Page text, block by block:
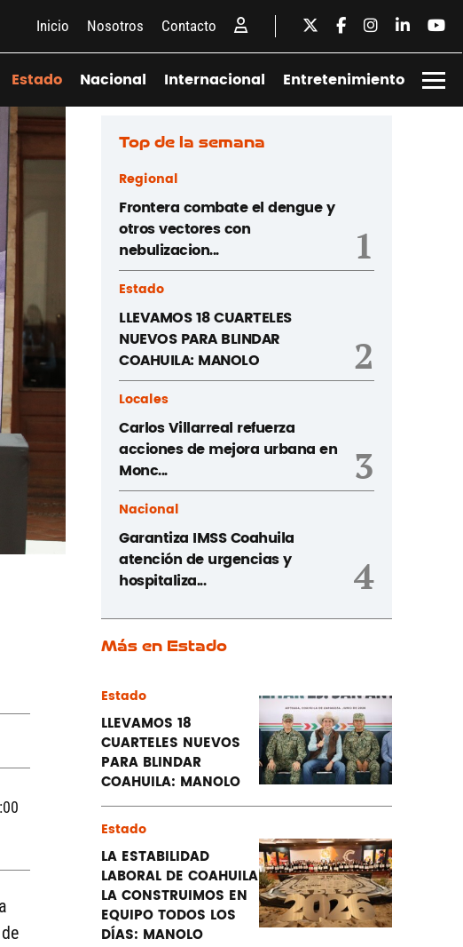
Inicio Nosotros Contacto
Estado Nacional Internacional Entretenimiento
Top de la semana
Regional
Frontera combate el dengue y
otros vectores con
nebulizacion...
1
Estado
LLEVAMOS 18 CUARTELES
NUEVOS PARA BLINDAR
COAHUILA: MANOLO
2
Locales
Carlos Villarreal refuerza
acciones de mejora urbana en
Monc...
3
Nacional
Garantiza IMSS Coahuila
atención de urgencias y
hospitaliza...
4
Más en Estado
Estado
LLEVAMOS 18
CUARTELES NUEVOS
PARA BLINDAR
COAHUILA: MANOLO
Estado
LA ESTABILIDAD
LABORAL DE COAHUILA
LA CONSTRUIMOS EN
EQUIPO TODOS LOS
DÍAS: MANOLO